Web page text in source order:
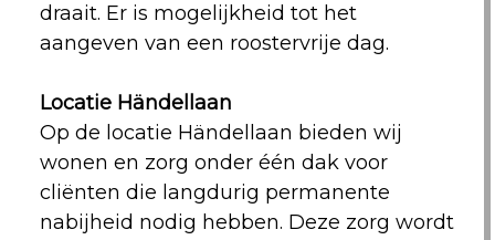
draait. Er is mogelijkheid tot het
aangeven van een roostervrije dag.
Locatie Händellaan
Op de locatie Händellaan bieden wij
wonen en zorg onder één dak voor
cliënten die langdurig permanente
nabijheid nodig hebben. Deze zorg wordt